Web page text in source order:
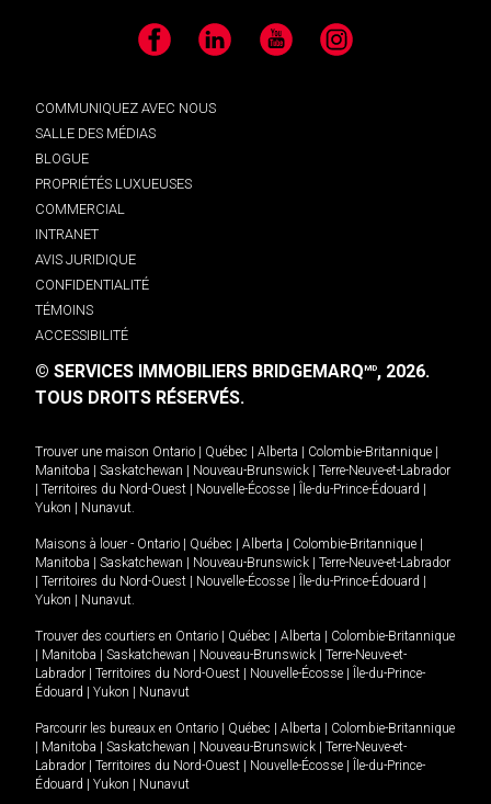
Facebook LinkedIn YouTube Instagram
COMMUNIQUEZ AVEC NOUS
SALLE DES MÉDIAS
BLOGUE
PROPRIÉTÉS LUXUEUSES
COMMERCIAL
INTRANET
AVIS JURIDIQUE
CONFIDENTIALITÉ
TÉMOINS
ACCESSIBILITÉ
© SERVICES IMMOBILIERS BRIDGEMARQMD, 2026.
TOUS DROITS RÉSERVÉS.
Trouver une maison Ontario Québec Alberta Colombie-Britannique
Manitoba
Saskatchewan Nouveau-Brunswick
Terre-Neuve-et-Labrador
Territoires du Nord-Ouest Nouvelle-Écosse Île-du-Prince-Édouard
Yukon
Nunavut.
Maisons à louer - Ontario Québec Alberta Colombie-Britannique
Manitoba
Saskatchewan Nouveau-Brunswick
Terre-Neuve-et-Labrador
Territoires du Nord-Ouest Nouvelle-Écosse Île-du-Prince-Édouard
Yukon
Nunavut.
Trouver des courtiers en Ontario Québec Alberta
Colombie-Britannique
Manitoba Saskatchewan Nouveau-Brunswick
Terre-Neuve-et-
Labrador
Territoires du Nord-Ouest Nouvelle-Écosse
Île-du-Prince-
Édouard
Yukon Nunavut
Parcourir les bureaux en Ontario Québec Alberta
Colombie-Britannique
Manitoba Saskatchewan Nouveau-Brunswick
Terre-Neuve-et-
Labrador
Territoires du Nord-Ouest Nouvelle-Écosse
Île-du-Prince-
Édouard
Yukon Nunavut